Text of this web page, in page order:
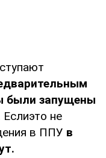
были запущены
Еслиэто не
в ППУ в